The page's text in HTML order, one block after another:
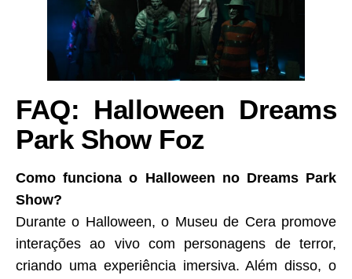
FAQ: Halloween Dreams
Park Show Foz
Como funciona o Halloween no Dreams Park
Show?
Durante o Halloween, o Museu de Cera promove
interações ao vivo com personagens de terror,
criando uma experiência imersiva. Além disso, o